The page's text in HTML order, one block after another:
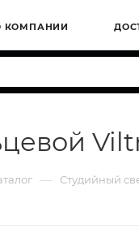
КОМПАНИИ
— Студийный